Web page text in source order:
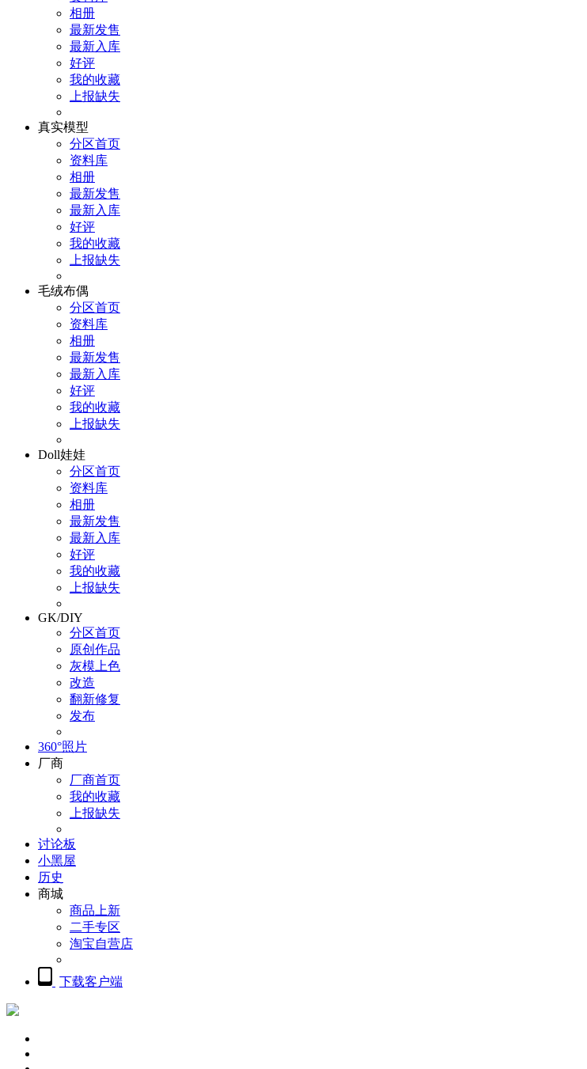
相册
最新发售
最新入库
好评
我的收藏
上报缺失
真实模型
分区首页
资料库
相册
最新发售
最新入库
好评
我的收藏
上报缺失
毛绒布偶
分区首页
资料库
相册
最新发售
最新入库
好评
我的收藏
上报缺失
Doll娃娃
分区首页
资料库
相册
最新发售
最新入库
好评
我的收藏
上报缺失
GK/DIY
分区首页
原创作品
灰模上色
改造
翻新修复
发布
360°照片
厂商
厂商首页
我的收藏
上报缺失
讨论板
小黑屋
历史
商城
商品上新
二手专区
淘宝自营店
下载客户端